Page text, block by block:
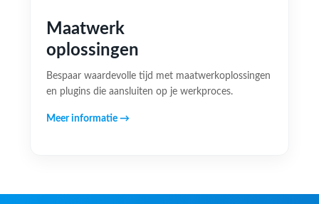
Maatwerk
oplossingen
Bespaar waardevolle tijd met maatwerkoplossingen
en plugins die aansluiten op je werkproces.
Meer informatie →